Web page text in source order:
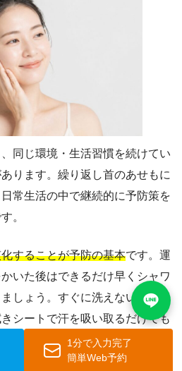
同じ環境・生活習慣を続けてい
ります。繰り返し首のあせもに
常生活の中で継続的に予防策を
。
することが予防の基本です。運
いた後はできるだけ早くシャワ
しょう。すぐに洗えない場合
シートで汗を吸い取るだけでも
の上に放置しないことが、汗孔
重要なポイントです。
1分で入力完了
簡単Web予約